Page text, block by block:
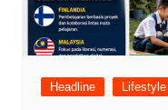
Headline Lifestyle